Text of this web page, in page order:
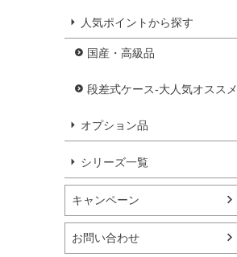
人気ポイントから探す
国産・高級品
段差式ケース-大人気オススメ
オプション品
シリーズ一覧
キャンペーン
お問い合わせ